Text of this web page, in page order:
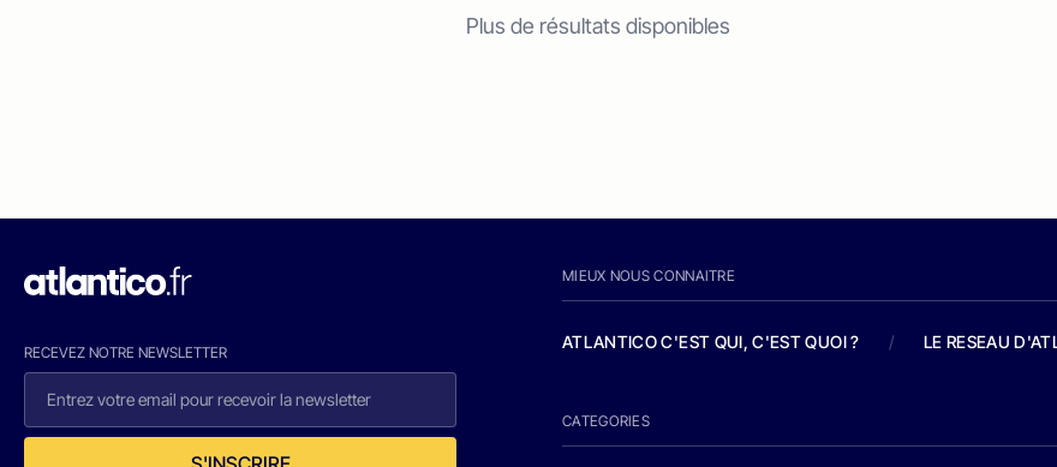
Plus de résultats disponibles
RECEVEZ NOTRE NEWSLETTER
MIEUX NOUS CONNAITRE
ATLANTICO C'EST QUI, C'EST QUOI ? / LE RESEAU
CATEGORIES